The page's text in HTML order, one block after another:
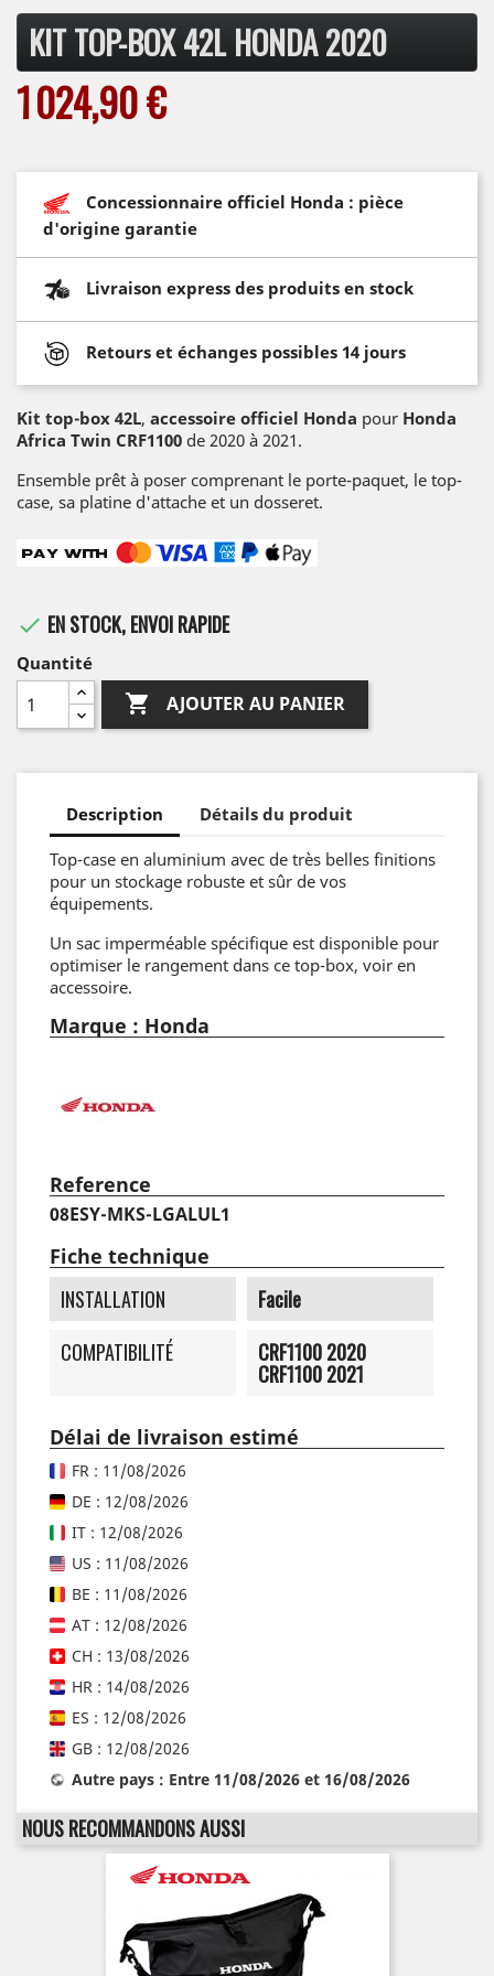
KIT TOP-BOX 42L HONDA 2020
1 024,90 €
Concessionnaire officiel Honda : pièce
d'origine garantie
Livraison express des produits en stock
Retours et échanges possibles 14 jours
Kit top-box 42L, accessoire officiel Honda pour Honda
Africa Twin CRF1100 de 2020 à 2021.
Ensemble prêt à poser comprenant le porte-paquet, le top-
case, sa platine d'attache et un dosseret.
 EN STOCK, ENVOI RAPIDE
Quantité
 AJOUTER AU PANIER
Description Détails du produit
Top-case en aluminium avec de très belles finitions
pour un stockage robuste et sûr de vos
équipements.
Un sac imperméable spécifique est disponible pour
optimiser le rangement dans ce top-box, voir en
accessoire.
Marque : Honda
Reference
08ESY-MKS-LGALUL1
Fiche technique
INSTALLATION
Facile
COMPATIBILITÉ
CRF1100 2020
CRF1100 2021
Délai de livraison estimé
FR : 11/08/2026
DE : 12/08/2026
IT : 12/08/2026
US : 11/08/2026
BE : 11/08/2026
AT : 12/08/2026
CH : 13/08/2026
HR : 14/08/2026
ES : 12/08/2026
GB : 12/08/2026
Autre pays : Entre 11/08/2026 et 16/08/2026
NOUS RECOMMANDONS AUSSI